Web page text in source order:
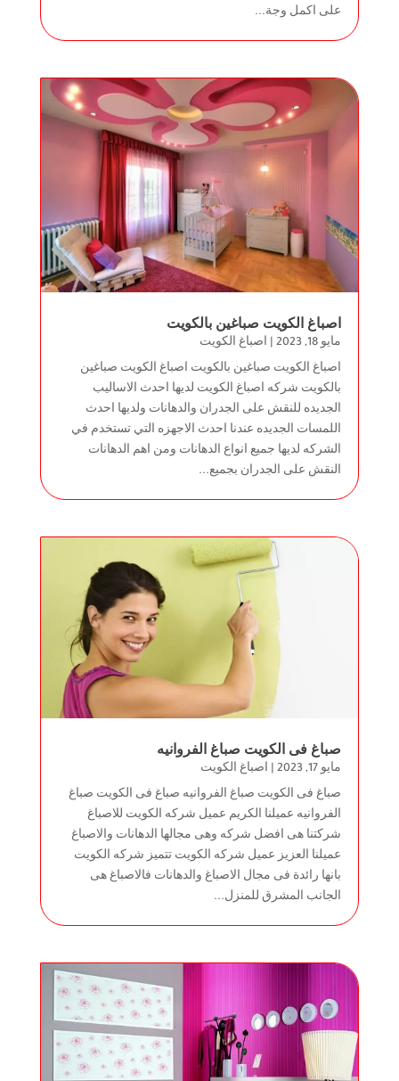
على اكمل وجة...
اصباغ الكويت صباغين بالكويت
مايو 18, 2023 | اصباغ الكويت
اصباغ الكويت صباغين بالكويت اصباغ الكويت صباغين
بالكويت شركه اصباغ الكويت لديها احدث الاساليب
الجديده للنقش على الجدران والدهانات ولديها احدث
اللمسات الجديده عندنا احدث الاجهزه التي تستخدم في
الشركه لديها جميع انواع الدهانات ومن اهم الدهانات
النقش على الجدران بجميع...
صباغ فى الكويت صباغ الفروانيه
مايو 17, 2023 | اصباغ الكويت
صباغ فى الكويت صباغ الفروانيه صباغ فى الكويت صباغ
الفروانيه عميلنا الكريم عميل شركه الكويت للاصباغ
شركتنا هى افضل شركه وهى مجالها الدهانات والاصباغ
عميلنا العزيز عميل شركه الكويت تتميز شركه الكويت
بانها رائدة فى مجال الاصباغ والدهانات فالاصباغ هى
الجانب المشرق للمنزل...